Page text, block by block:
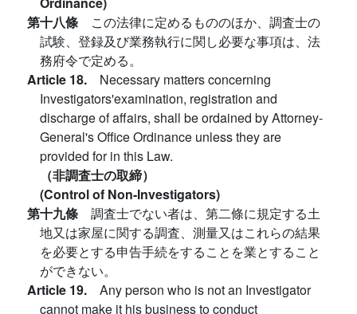
第十八條 この法律に定めるもののほか、調査士の
試験、登録及び業務執行に関し必要な事項は、法
務府令で定める。
Article 18. Necessary matters concerning
Investigators'examination, registration and
discharge of affairs, shall be ordained by Attorney-
General's Office Ordinance unless they are
provided for in this Law.
（非調査士の取締）
(Control of Non-Investigators)
第十九條 調査士でない者は、第二條に規定する土
地又は家屋に関する調査、測量又はこれらの結果
を必要とする申告手続をすることを業とすること
ができない。
Article 19. Any person who is not an Investigator
cannot make it his business to conduct